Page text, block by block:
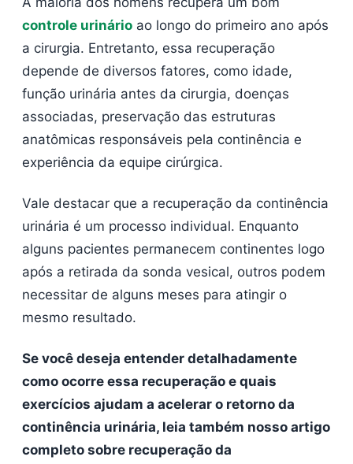
controle urinário ao longo do primeiro ano após
a cirurgia. Entretanto, essa recuperação
depende de diversos fatores, como idade,
função urinária antes da cirurgia, doenças
associadas, preservação das estruturas
anatômicas responsáveis pela continência e
experiência da equipe cirúrgica.
Vale destacar que a recuperação da continência
urinária é um processo individual. Enquanto
alguns pacientes permanecem continentes logo
após a retirada da sonda vesical, outros podem
necessitar de alguns meses para atingir o
mesmo resultado.
Se você deseja entender detalhadamente
como ocorre essa recuperação e quais
exercícios ajudam a acelerar o retorno da
continência urinária, leia também nosso artigo
completo sobre recuperação da